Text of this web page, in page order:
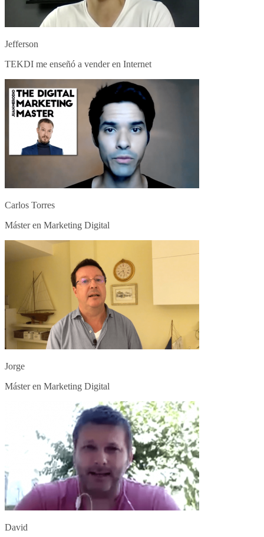
Jefferson
TEKDI me enseñó a vender en Internet
Carlos Torres
Máster en Marketing Digital
Jorge
Máster en Marketing Digital
David